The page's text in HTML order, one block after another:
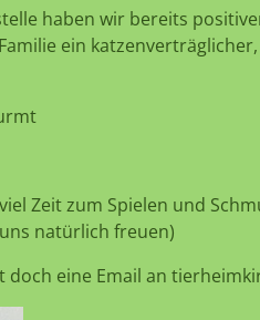
haben wir bereits
ein
Zeit zum Spielen und
natürlich freuen)
eine Email an